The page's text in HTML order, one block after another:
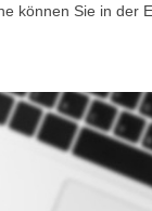
können Sie in der